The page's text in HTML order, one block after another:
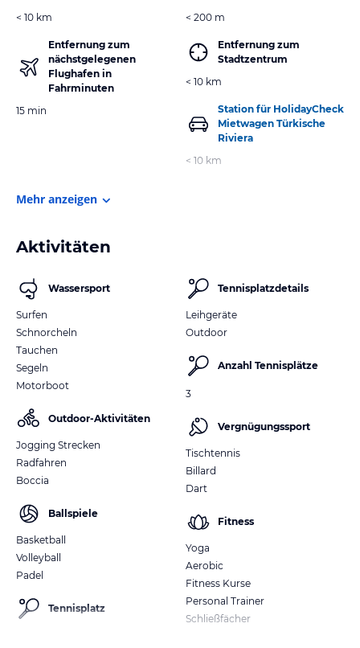
< 10 km
Entfernung zum
nächstgelegenen
Flughafen in
Fahrminuten
15 min
< 200 m
Entfernung zum
Stadtzentrum
< 10 km
Station für HolidayCheck
Mietwagen Türkische
Riviera
< 10 km
Mehr anzeigen
Aktivitäten
Wassersport
Surfen
Schnorcheln
Tauchen
Segeln
Motorboot
Outdoor-Aktivitäten
Jogging Strecken
Radfahren
Boccia
Ballspiele
Basketball
Volleyball
Padel
Tennisplatz
Tennisplatzdetails
Leihgeräte
Outdoor
Anzahl Tennisplätze
3
Vergnügungssport
Tischtennis
Billard
Dart
Fitness
Yoga
Aerobic
Fitness Kurse
Personal Trainer
Schließfächer